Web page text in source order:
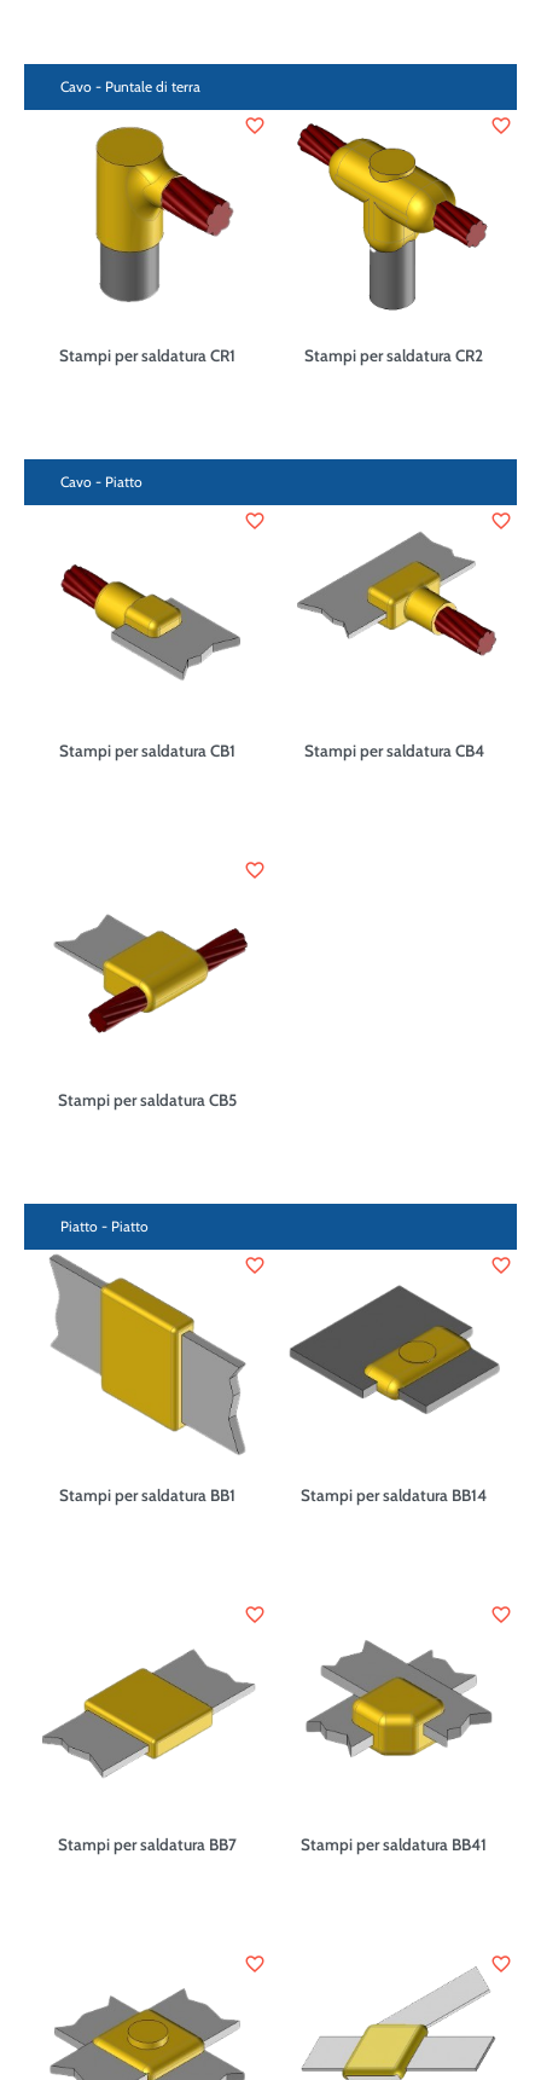
Cavo - Puntale di terra
Stampi per saldatura CR1
favorite_border
Stampi per saldatura CR2
favorite_border
Cavo - Piatto
Stampi per saldatura CB1
favorite_border
Stampi per saldatura CB4
favorite_border
Stampi per saldatura CB5
favorite_border
Piatto - Piatto
Stampi per saldatura BB1
favorite_border
Stampi per saldatura BB14
favorite_border
Stampi per saldatura BB7
favorite_border
Stampi per saldatura BB41
favorite_border
favorite_border favorite_border